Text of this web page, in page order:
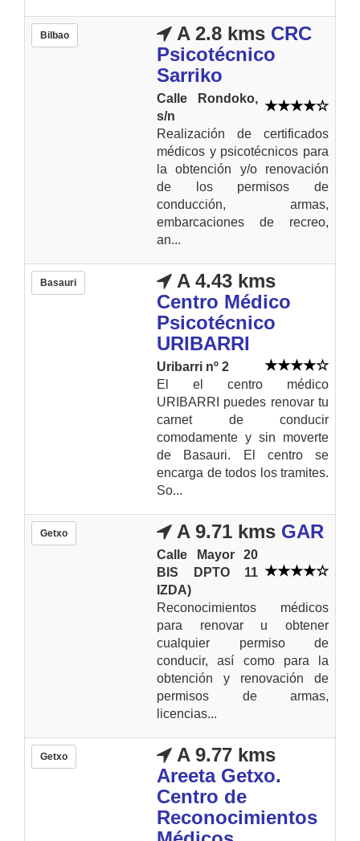
Bilbao A 2.8 kms CRC
Psicotécnico
Sarriko
Calle Rondoko,
s/n
Realización de certificados
médicos y psicotécnicos para
la obtención y/o renovación
de los permisos de
conducción, armas,
embarcaciones de recreo,
an...
Basauri
A 4.43 kms
Centro Médico
Psicotécnico
URIBARRI
Uribarri nº 2
El el centro médico
URIBARRI puedes renovar tu
carnet de conducir
comodamente y sin moverte
de Basauri. El centro se
encarga de todos los tramites.
So...
Getxo A 9.71 kms GAR
Calle Mayor 20
BIS DPTO 11
IZDA)
Reconocimientos médicos
para renovar u obtener
cualquier permiso de
conducir, así como para la
obtención y renovación de
permisos de armas,
licencias...
Getxo
A 9.77 kms
Areeta Getxo.
Centro de
Reconocimientos